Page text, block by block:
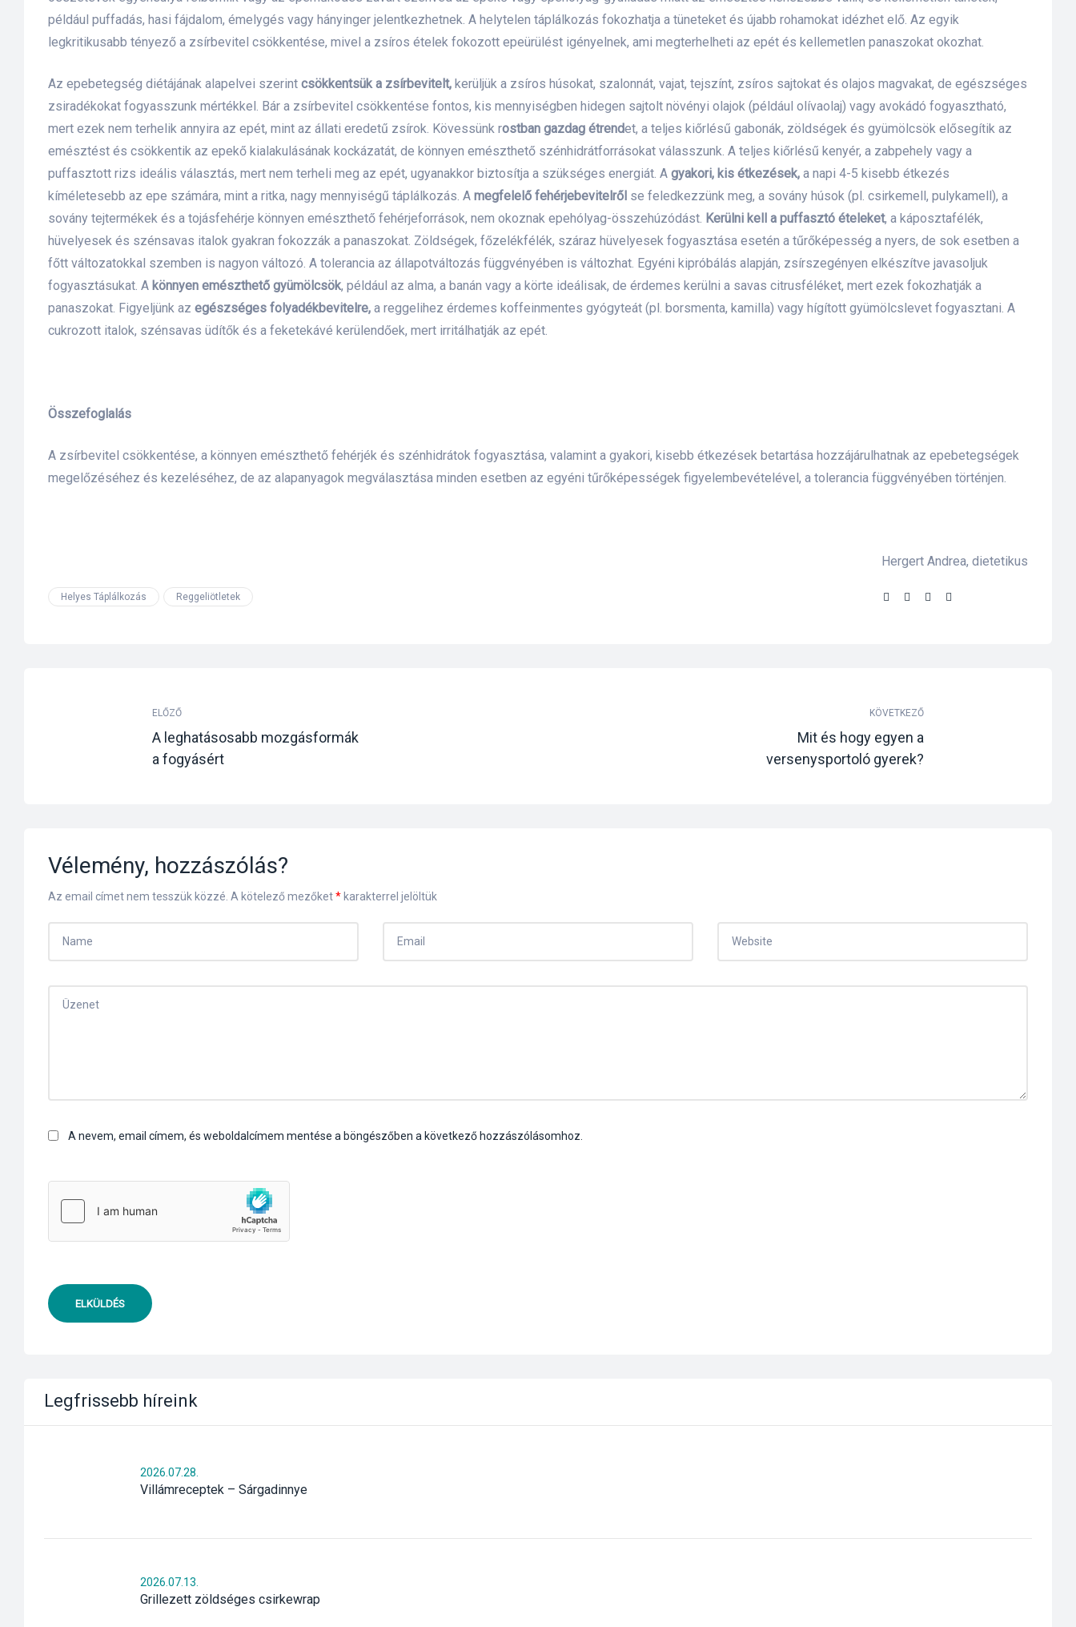
például puffadás, hasi fájdalom, émelygés vagy hányinger jelentkezhetnek. A helytelen táplálkozás fokozhatja a tüneteket és újabb rohamokat idézhet elő. Az egyik
legkritikusabb tényező a zsírbevitel csökkentése, mivel a zsíros ételek fokozott epeürülést igényelnek, ami megterhelheti az epét és kellemetlen panaszokat okozhat.
Az epebetegség diétájának alapelvei szerint csökkentsük a zsírbevitelt, kerüljük a zsíros húsokat, szalonnát, vajat, tejszínt, zsíros sajtokat és olajos magvakat, de egészséges
zsiradékokat fogyasszunk mértékkel. Bár a zsírbevitel csökkentése fontos, kis mennyiségben hidegen sajtolt növényi olajok (például olívaolaj) vagy avokádó fogyasztható,
mert ezek nem terhelik annyira az epét, mint az állati eredetű zsírok. Kövessünk rostban gazdag étrendet, a teljes kiőrlésű gabonák, zöldségek és gyümölcsök elősegítik az
emésztést és csökkentik az epekő kialakulásának kockázatát, de könnyen emészthető szénhidrátforrásokat válasszunk. A teljes kiőrlésű kenyér, a zabpehely vagy a
puffasztott rizs ideális választás, mert nem terheli meg az epét, ugyanakkor biztosítja a szükséges energiát. A gyakori, kis étkezések, a napi 4-5 kisebb étkezés
kíméletesebb az epe számára, mint a ritka, nagy mennyiségű táplálkozás. A megfelelő fehérjebevitelről se feledkezzünk meg, a sovány húsok (pl. csirkemell, pulykamell), a
sovány tejtermékek és a tojásfehérje könnyen emészthető fehérjeforrások, nem okoznak epehólyag-összehúzódást. Kerülni kell a puffasztó ételeket, a káposztafélék,
hüvelyesek és szénsavas italok gyakran fokozzák a panaszokat. Zöldségek, főzelékfélék, száraz hüvelyesek fogyasztása esetén a tűrőképesség a nyers, de sok esetben a
főtt változatokkal szemben is nagyon változó. A tolerancia az állapotváltozás függvényében is változhat. Egyéni kipróbálás alapján, zsírszegényen elkészítve javasoljuk
fogyasztásukat. A könnyen emészthető gyümölcsök, például az alma, a banán vagy a körte ideálisak, de érdemes kerülni a savas citrusféléket, mert ezek fokozhatják a
panaszokat. Figyeljünk az egészséges folyadékbevitelre, a reggelihez érdemes koffeinmentes gyógyteát (pl. borsmenta, kamilla) vagy hígított gyümölcslevet fogyasztani. A
cukrozott italok, szénsavas üdítők és a feketekávé kerülendőek, mert irritálhatják az epét.
Összefoglalás
A zsírbevitel csökkentése, a könnyen emészthető fehérjék és szénhidrátok fogyasztása, valamint a gyakori, kisebb étkezések betartása hozzájárulhatnak az epebetegségek
megelőzéséhez és kezeléséhez, de az alapanyagok megválasztása minden esetben az egyéni tűrőképességek figyelembevételével, a tolerancia függvényében történjen.
Hergert Andrea, dietetikus
Helyes Táplálkozás Reggeliötletek
ELŐZŐ
A leghatásosabb mozgásformák
a fogyásért
KÖVETKEZŐ
Mit és hogy egyen a
versenysportoló gyerek?
Vélemény, hozzászólás?
Az email címet nem tesszük közzé. A kötelező mezőket* karakterrel jelöltük
A nevem, email címem, és weboldalcímem mentése a böngészőben a következő hozzászólásomhoz.
ELKÜLDÉS
Legfrissebb híreink
Villámreceptek – Sárgadinnye
2026.07.28.
Grillezett zöldséges csirkewrap
2026.07.13.